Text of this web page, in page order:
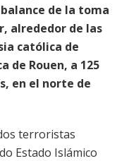
de la toma
alrededor de las
católica de
de Rouen, a 125
en el norte de
terroristas
Estado Islámico